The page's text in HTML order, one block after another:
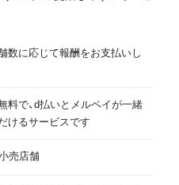
数に応じて報酬をお支払いし
料で、d払いとメルペイが一緒
けるサービスです
売店舗